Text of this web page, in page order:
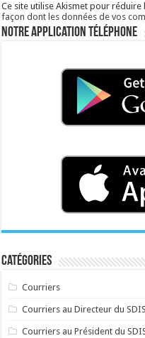
Ce site utilise Akismet pour
façon dont les données de vos
Notre application téléphone
Catégories
Courriers
Courriers au Directeur du
Courriers au Président du